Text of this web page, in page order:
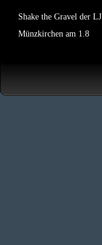
Shake the Gravel der LJ
Münzkirchen am 1.8